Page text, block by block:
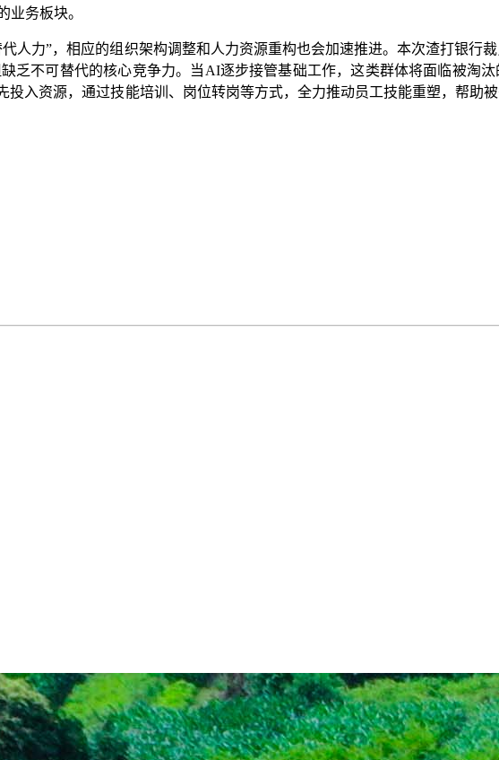
业务板块。
力”，相应的组织架构调整和人力资源重构也会加速推进。本次渣打银行
乏不可替代的核心竞争力。当AI逐步接管基础工作，这类群体将面临被淘
入资源，通过技能培训、岗位转岗等方式，全力推动员工技能重塑，帮助